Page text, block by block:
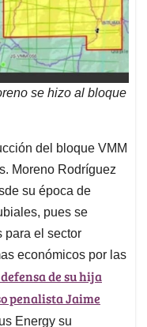
se hizo al bloque
del bloque VMM
Moreno Rodríguez
su época de
pues se
para el sector
económicos por las
de su hija
penalista Jaime
Energy su